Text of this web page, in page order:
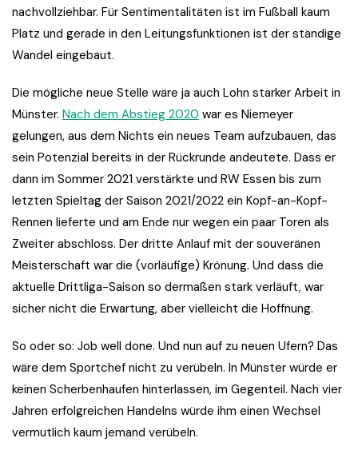
nachvollziehbar. Für Sentimentalitäten ist im Fußball kaum
Platz und gerade in den Leitungsfunktionen ist der ständige
Wandel eingebaut.
Die mögliche neue Stelle wäre ja auch Lohn starker Arbeit in
Münster. Nach dem Abstieg 2020 war es Niemeyer
gelungen, aus dem Nichts ein neues Team aufzubauen, das
sein Potenzial bereits in der Rückrunde andeutete. Dass er
dann im Sommer 2021 verstärkte und RW Essen bis zum
letzten Spieltag der Saison 2021/2022 ein Kopf-an-Kopf-
Rennen lieferte und am Ende nur wegen ein paar Toren als
Zweiter abschloss. Der dritte Anlauf mit der souveränen
Meisterschaft war die (vorläufige) Krönung. Und dass die
aktuelle Drittliga-Saison so dermaßen stark verläuft, war
sicher nicht die Erwartung, aber vielleicht die Hoffnung.
So oder so: Job well done. Und nun auf zu neuen Ufern? Das
wäre dem Sportchef nicht zu verübeln. In Münster würde er
keinen Scherbenhaufen hinterlassen, im Gegenteil. Nach vier
Jahren erfolgreichen Handelns würde ihm einen Wechsel
vermutlich kaum jemand verübeln.